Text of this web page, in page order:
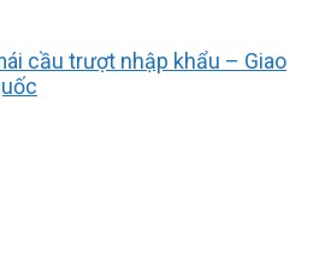
cầu trượt nhập khẩu – Giao